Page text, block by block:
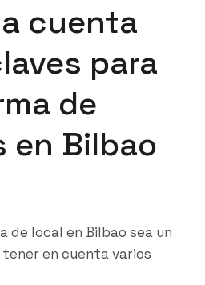
cuenta
para
de
en Bilbao
de local en Bilbao sea un
en cuenta varios